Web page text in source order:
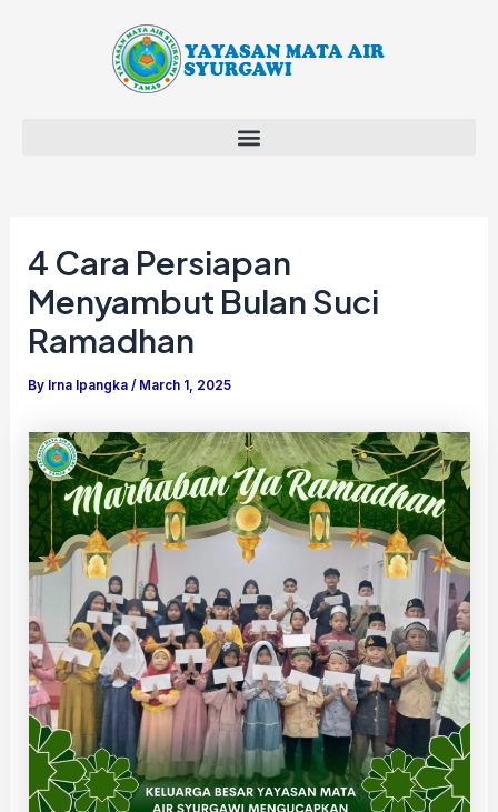
4 Cara Persiapan
Menyambut Bulan Suci
Ramadhan
By Irna Ipangka/ March 1, 2025